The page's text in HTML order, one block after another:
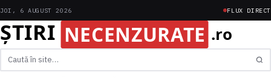
JOI, 6 AUGUST 2026 FLUX DIRECT
Caută